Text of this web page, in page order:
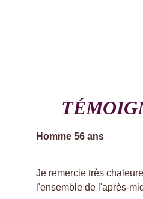
Homme 56 ans
Je remercie très
l'ensemble de l'après-